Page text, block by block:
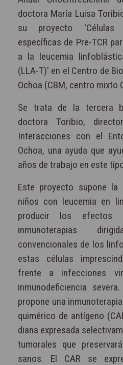
doctora María Luisa
su proyecto 'Células
específicas de Pre-TCR
a la leucemia
(LLA-T)' en el Centro de
Ochoa (CBM, centro mixto
Se trata de la tercera
doctora Toribio,
Interacciones con el
Ochoa, una ayuda que
años de trabajo en este
Este proyecto supone
niños con leucemia en
producir los efectos
inmunoterapias
convencionales de los
estas células
frente a infecciones
inmunodeficiencia
propone una
quimérico de antígeno
diana expresada
tumorales que
sanos. El CAR se